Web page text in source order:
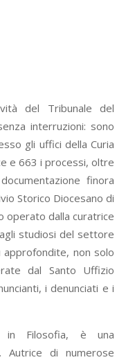
del Tribunale del
interruzioni: sono
gli uffici della Curia
e 663 i processi, oltre
finora
Storico Diocesano di
operato dalla curatrice
studiosi del settore
non solo
dal Santo Uffizio
i denunciati e i
Filosofia, è una
Autrice di numerose